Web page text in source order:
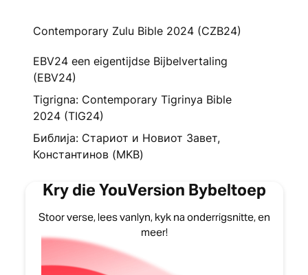
Contemporary Zulu Bible 2024 (CZB24)
EBV24 een eigentijdse Bijbelvertaling
(EBV24)
Tigrigna: Contemporary Tigrinya Bible
2024 (TIG24)
Библија: Стариот и Новиот Завет,
Константинов (MKB)
Kry die YouVersion Bybeltoep
Stoor verse, lees vanlyn, kyk na onderrigsnitte, en
meer!